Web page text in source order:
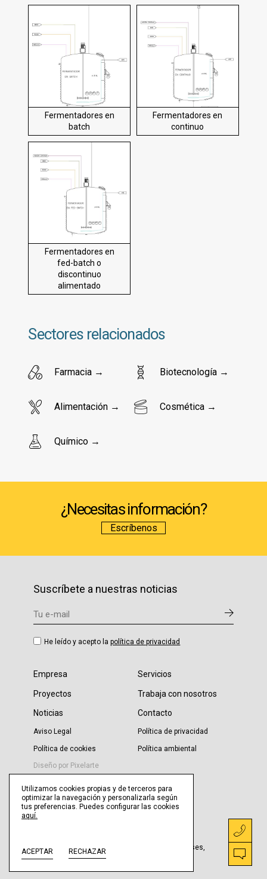
Fermentadores en
batch
Fermentadores en
continuo
Fermentadores en
fed-batch o
discontinuo
alimentado
Sectores relacionados
Farmacia → Biotecnología →
Alimentación → Cosmética →
Químico →
¿Necesitas información?
Escríbenos
Empresa Servicios
Proyectos Trabaja con nosotros
Noticias Contacto
Suscríbete a nuestras noticias
He leído y acepto lapolítica de privacidad
Pol. ind. Aeropuerto. c/ Aitana 2 y 4. 46940 Manises,
Valencia, Spain.
Aviso Legal Política de privacidad
Política de cookies Política ambiental
Diseño por Pixelarte
Utilizamos cookies propias y de terceros para
optimizar la navegación y personalizarla según
tus preferencias. Puedes configurar las cookies
aquí.
ACEPTAR RECHAZAR